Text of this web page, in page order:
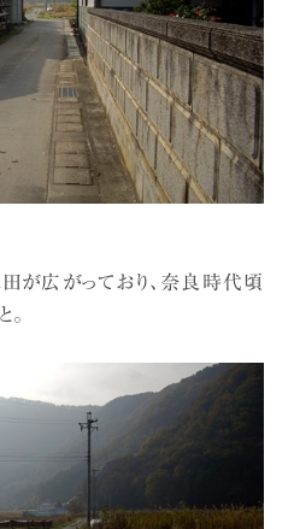
が広がっており、奈良時代頃